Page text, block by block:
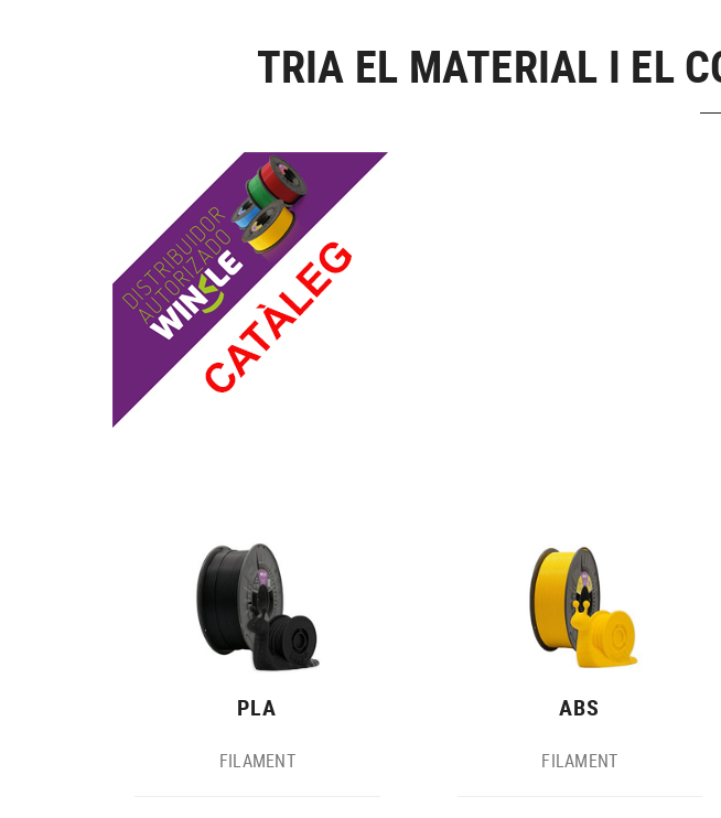
TRIA EL MATERIAL I EL
PLA
FILAMENT
ABS
FILAMENT